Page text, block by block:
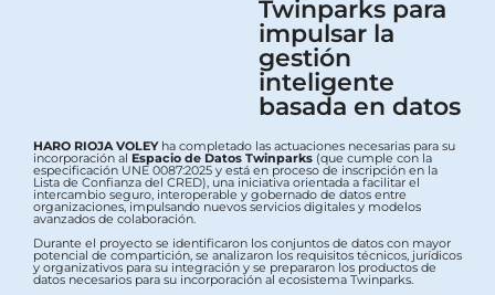
Twinparks para
impulsar la
gestión
inteligente
basada en datos
HARO RIOJA VOLEYha completado las actuaciones necesarias para su
incorporación al Espacio de Datos Twinparks (que cumple con la
especificación UNE 0087:2025 y está en proceso de inscripción en la
Lista de Confianza del CRED), una iniciativa orientada a facilitar el
intercambio seguro, interoperable y gobernado de datos entre
organizaciones, impulsando nuevos servicios digitales y modelos
avanzados de colaboración.
Durante el proyecto se identificaron los conjuntos de datos con mayor
potencial de compartición, se analizaron los requisitos técnicos, jurídicos
y organizativos para su integración y se prepararon los productos de
datos necesarios para su incorporación al ecosistema Twinparks.